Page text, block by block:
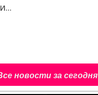
новости за сегодня